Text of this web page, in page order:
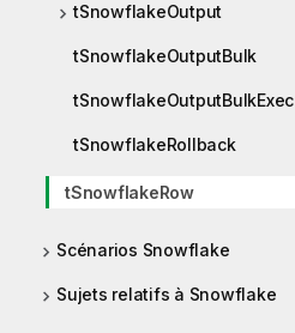
tSnowflakeOutput
tSnowflakeOutputBulk
tSnowflakeOutputBulkExec
tSnowflakeRollback
tSnowflakeRow
Scénarios Snowflake
Sujets relatifs à Snowflake